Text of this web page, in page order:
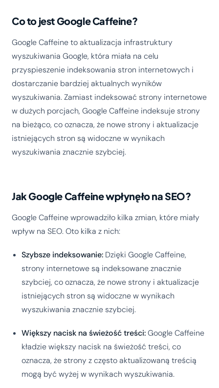
Co to jest Google Caffeine?
Google Caffeine to aktualizacja infrastruktury
wyszukiwania Google, która miała na celu
przyspieszenie indeksowania stron internetowych i
dostarczanie bardziej aktualnych wyników
wyszukiwania. Zamiast indeksować strony internetowe
w dużych porcjach, Google Caffeine indeksuje strony
na bieżąco, co oznacza, że nowe strony i aktualizacje
istniejących stron są widoczne w wynikach
wyszukiwania znacznie szybciej.
Jak Google Caffeine wpłynęło na SEO?
Google Caffeine wprowadziło kilka zmian, które miały
wpływ na SEO. Oto kilka z nich:
Szybsze indeksowanie: Dzięki Google Caffeine,
strony internetowe są indeksowane znacznie
szybciej, co oznacza, że nowe strony i aktualizacje
istniejących stron są widoczne w wynikach
wyszukiwania znacznie szybciej.
Większy nacisk na świeżość treści:Google Caffeine
kładzie większy nacisk na świeżość treści, co
oznacza, że strony z często aktualizowaną treścią
mogą być wyżej w wynikach wyszukiwania.